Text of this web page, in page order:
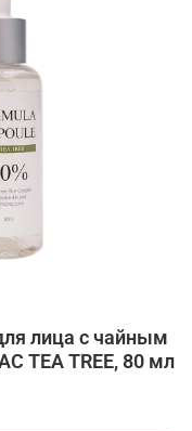
лица с чайным
TEA TREE, 80 мл